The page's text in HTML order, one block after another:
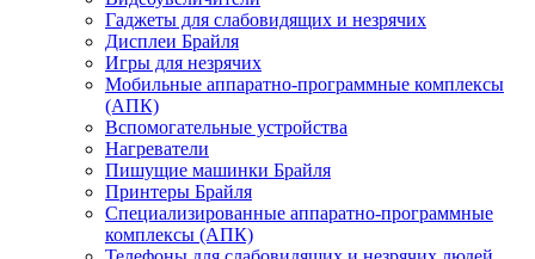
Гаджеты для слабовидящих и незрячих
Дисплеи Брайля
Игры для незрячих
Мобильные аппаратно-программные комплексы
(АПК)
Вспомогательные устройства
Нагреватели
Пишущие машинки Брайля
Принтеры Брайля
Специализированные аппаратно-программные
комплексы (АПК)